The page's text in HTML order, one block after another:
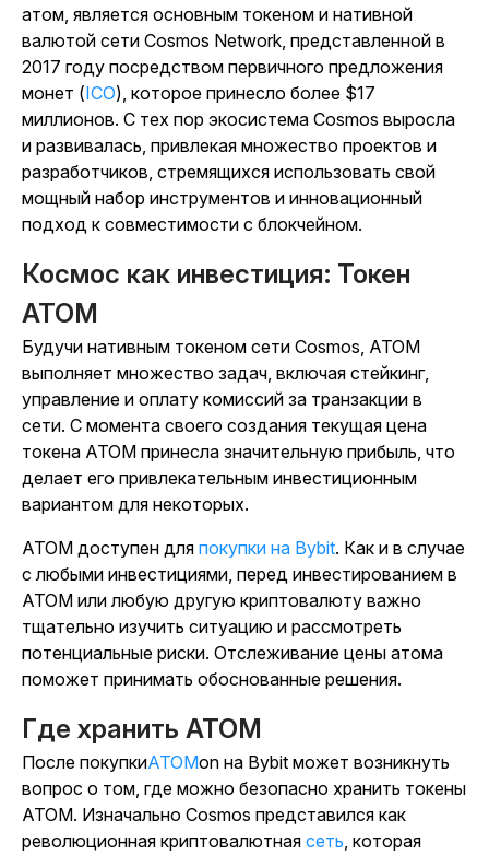
атом, является основным токеном и нативной
валютой сети Cosmos Network, представленной в
2017 году посредством первичного предложения
монет (ICO), которое принесло более $17
миллионов. С тех пор экосистема Cosmos выросла
и развивалась, привлекая множество проектов и
разработчиков, стремящихся использовать свой
мощный набор инструментов и инновационный
подход к совместимости с блокчейном.
Космос как инвестиция: Токен
ATOM
Будучи нативным токеном сети Cosmos, ATOM
выполняет множество задач, включая стейкинг,
управление и оплату комиссий за транзакции в
сети. С момента своего создания текущая цена
токена ATOM принесла значительную прибыль, что
делает его привлекательным инвестиционным
вариантом для некоторых.
ATOM доступен для покупки на Bybit. Как и в случае
с любыми инвестициями, перед инвестированием в
ATOM или любую другую криптовалюту важно
тщательно изучить ситуацию и рассмотреть
потенциальные риски. Отслеживание цены атома
поможет принимать обоснованные решения.
Где хранить ATOM
После покупкиATOMon на Bybit может возникнуть
вопрос о том, где можно безопасно хранить токены
ATOM. Изначально Cosmos представился как
революционная криптовалютная сеть, которая